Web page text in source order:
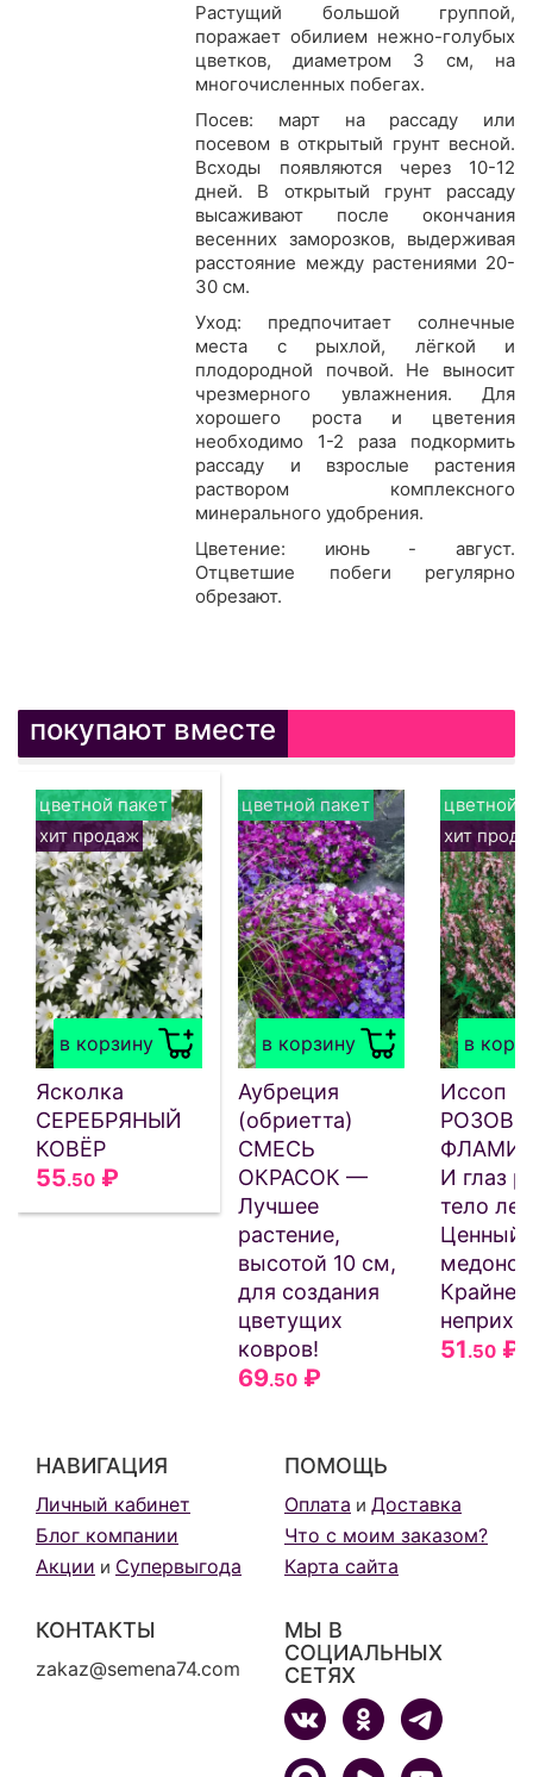
Растущий большой группой,
поражает обилием нежно-голубых
цветков, диаметром 3 см, на
многочисленных побегах.
Посев: март на рассаду или
посевом в открытый грунт весной.
Всходы появляются через 10-12
дней. В открытый грунт рассаду
высаживают после окончания
весенних заморозков, выдерживая
расстояние между растениями 20-
30 см.
Уход: предпочитает солнечные
места с рыхлой, лёгкой и
плодородной почвой. Не выносит
чрезмерного увлажнения. Для
хорошего роста и цветения
необходимо 1-2 раза подкормить
рассаду и взрослые растения
раствором комплексного
минерального удобрения.
Цветение: июнь - август.
Отцветшие побеги регулярно
обрезают.
покупают вместе
в корзину
цветной пакет
хит продаж
Ясколка
СЕРЕБРЯНЫЙ
КОВЁР
55.50 ₽
в корзину
цветной пакет
Аубреция
(обриетта)
СМЕСЬ
ОКРАСОК —
Лучшее
растение,
высотой 10 см,
для создания
цветущих
ковров!
69.50 ₽
в
цветной
хит
Иссоп
И глаз
тело
Ценный
Крайне
51.50 ₽
НАВИГАЦИЯ
Личный кабинет
Блог компании
Акции и Супервыгода
ПОМОЩЬ
Оплата и Доставка
Что с моим заказом?
Карта сайта
КОНТАКТЫ
zakaz@semena74.com
МЫ В
СОЦИАЛЬНЫХ
СЕТЯХ